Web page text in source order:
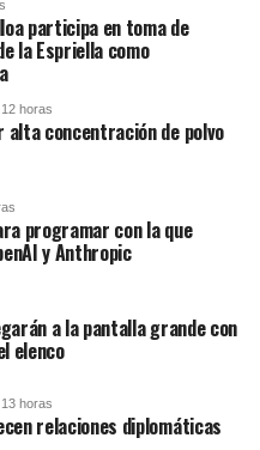
participa en toma de
la Espriella como
horas
alta concentración de polvo
programar con la que
y Anthropic
a la pantalla grande con
elenco
horas
relaciones diplomáticas